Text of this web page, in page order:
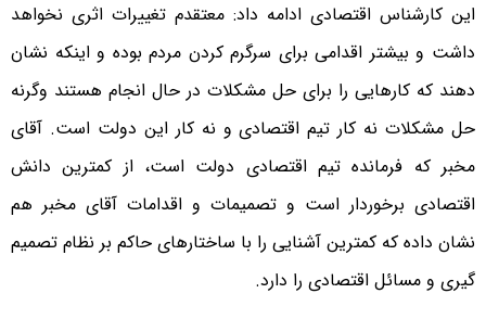
این کارشناس اقتصادی ادامه داد:‌ معتقدم تغییرات اثری نخواهد
داشت و بیشتر اقدامی برای سرگرم کردن مردم بوده و اینکه نشان
دهند که کارهایی را برای حل مشکلات در حال انجام هستند وگرنه
حل مشکلات نه کار تیم اقتصادی و نه کار این دولت است. آقای
مخبر که فرمانده تیم اقتصادی دولت است، از کمترین دانش
اقتصادی برخوردار است و تصمیمات و اقدامات آقای مخبر هم
نشان داده که کمترین آشنایی را با ساختارهای حاکم بر نظام تصمیم
گیری و مسائل اقتصادی را دارد.